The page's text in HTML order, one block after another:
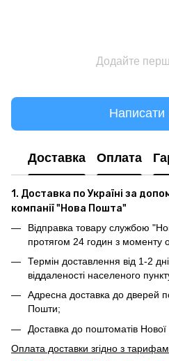
Додайте
Написати
Доставка Оплата
1. Доставка по Україні за
компанії "Нова Пошта"
Відправка товару службою
протягом 24 годин з
Термін доставлення від 1-2
віддаленості населеного
Адресна доставка до дверей
Пошти;
Доставка до поштоматів
Оплата доставки згідно з